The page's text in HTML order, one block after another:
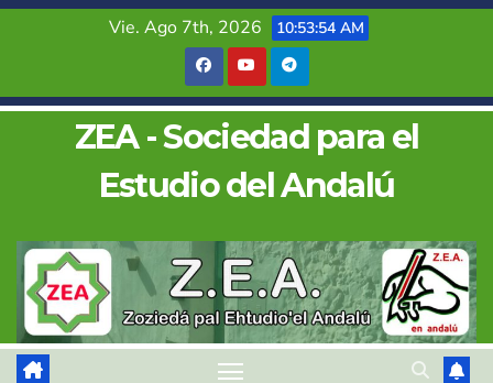
Saltar
Vie. Ago 7th, 2026 10:53:54 AM
ZEA - Sociedad para el
Estudio del Andalú